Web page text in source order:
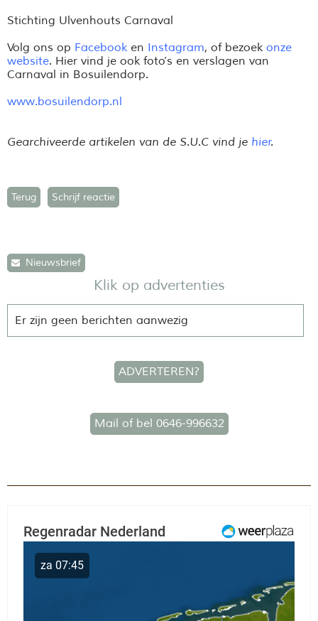
Stichting Ulvenhouts Carnaval
Volg ons op Facebook en Instagram, of bezoek onze
website. Hier vind je ook foto’s en verslagen van
Carnaval in Bosuilendorp.
www.bosuilendorp.nl
Gearchiveerde artikelen van de S.U.C vind je hier.
Terug Schrijf reactie
Nieuwsbrief
Klik op advertenties
Er zijn geen berichten aanwezig
ADVERTEREN?
Mail of bel 0646-996632